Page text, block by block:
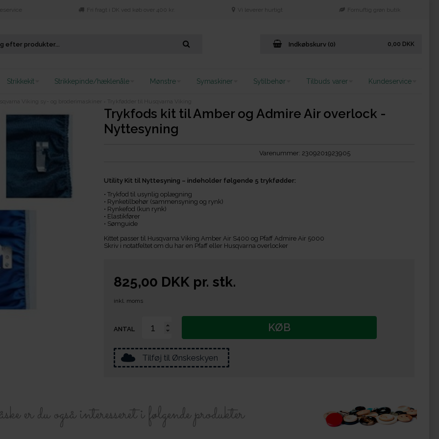
Fri fragt i DK ved køb over 400 kr. Vi leverer hurtigt Fornuftig grøn butik
Indkøbskurv (0) 0,00 DKK
Strikkekit Strikkepinde/hæklenåle Mønstre Symaskiner Sytilbehør Tilbuds varer Kundeservice
Trykfødder til Husqvarna Viking
Trykfods kit til Amber og Admire Air overlock -
Nyttesyning
Varenummer: 2309201923905
Utility Kit til Nyttesyning – indeholder følgende 5 trykfødder:
• Trykfod til usynlig oplægning
• Rynketilbehør (sammensyning og rynk)
• Rynkefod (kun rynk)
• Elastikfører
• Sømguide
Kittet passer til Husqvarna Viking Amber Air S400 og Pfaff Admire Air 5000
Skriv i notatfeltet om du har en Pfaff eller Husqvarna overlocker
825,00 DKKpr. stk.
inkl. moms
ANTAL KØB
Tilføj til Ønskeskyen
er du også interesseret i følgende produkter